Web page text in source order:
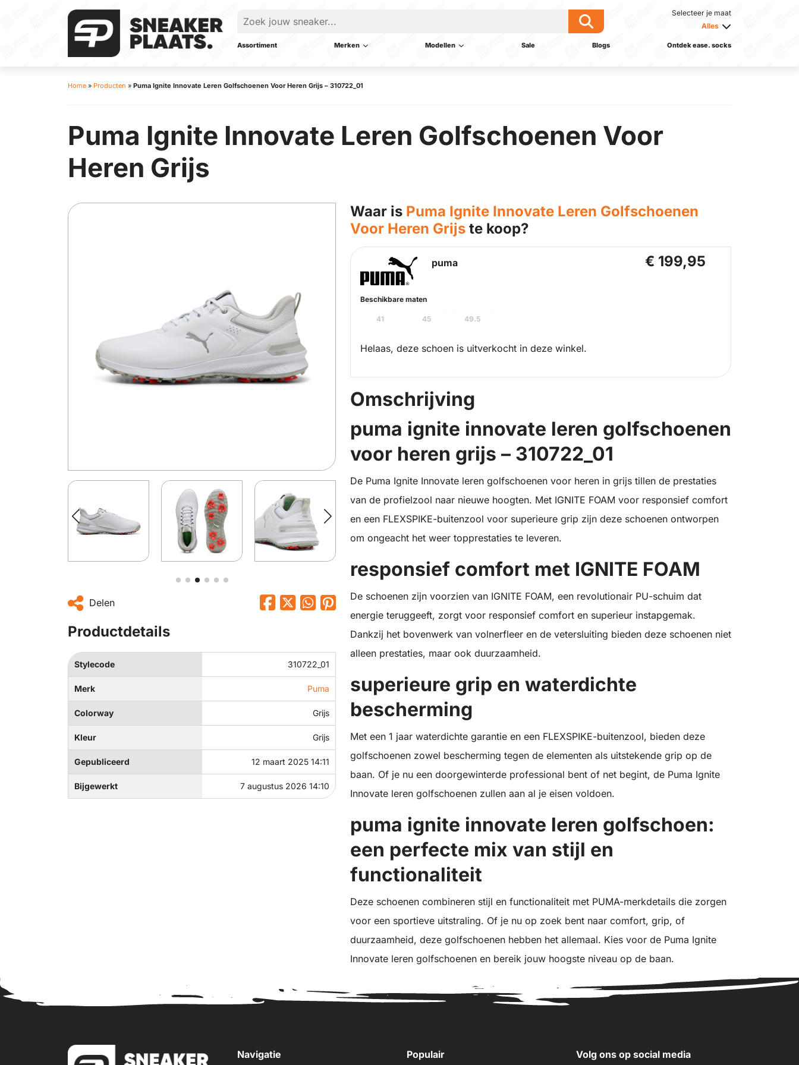
Selecteer je maat
Alles
Assortiment Merken Modellen Sale Blogs Ontdek ease. socks
Home » Producten » Puma Ignite Innovate Leren Golfschoenen Voor Heren Grijs – 310722_01
Puma Ignite Innovate Leren Golfschoenen Voor
Heren Grijs
Delen
Productdetails
Stylecode 310722_01
Merk Puma
Colorway Grijs
Kleur Grijs
Gepubliceerd 12 maart 2025 14:11
Bijgewerkt 7 augustus 2026 14:10
Waar is Puma Ignite Innovate Leren Golfschoenen
Voor Heren Grijs te koop?
puma
Beschikbare maten
49.5
45
41
Helaas, deze schoen is uitverkocht in deze winkel.
€ 199,95
Omschrijving
puma ignite innovate leren golfschoenen
voor heren grijs – 310722_01
De Puma Ignite Innovate leren golfschoenen voor heren in grijs tillen de prestaties
van de profielzool naar nieuwe hoogten. Met IGNITE FOAM voor responsief comfort
en een FLEXSPIKE-buitenzool voor superieure grip zijn deze schoenen ontworpen
om ongeacht het weer topprestaties te leveren.
responsief comfort met IGNITE FOAM
De schoenen zijn voorzien van IGNITE FOAM, een revolutionair PU-schuim dat
energie teruggeeft, zorgt voor responsief comfort en superieur instapgemak.
Dankzij het bovenwerk van volnerfleer en de vetersluiting bieden deze schoenen niet
alleen prestaties, maar ook duurzaamheid.
superieure grip en waterdichte
bescherming
Met een 1 jaar waterdichte garantie en een FLEXSPIKE-buitenzool, bieden deze
golfschoenen zowel bescherming tegen de elementen als uitstekende grip op de
baan. Of je nu een doorgewinterde professional bent of net begint, de Puma Ignite
Innovate leren golfschoenen zullen aan al je eisen voldoen.
puma ignite innovate leren golfschoen:
een perfecte mix van stijl en
functionaliteit
Deze schoenen combineren stijl en functionaliteit met PUMA-merkdetails die zorgen
voor een sportieve uitstraling. Of je nu op zoek bent naar comfort, grip, of
duurzaamheid, deze golfschoenen hebben het allemaal. Kies voor de Puma Ignite
Innovate leren golfschoenen en bereik jouw hoogste niveau op de baan.
Navigatie Populair Volg ons op social media